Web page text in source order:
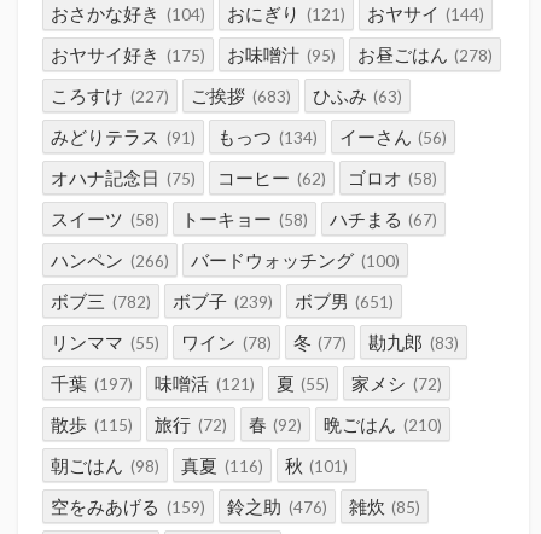
おさかな好き (104) おにぎり (121) おヤサイ (144)
おヤサイ好き (175) お味噌汁 (95) お昼ごはん (278)
ころすけ (227) ご挨拶 (683) ひふみ (63)
みどりテラス (91) もっつ (134) イーさん (56)
オハナ記念日 (75) コーヒー (62) ゴロオ (58)
スイーツ (58) トーキョー (58) ハチまる (67)
ハンペン (266) バードウォッチング (100)
ボブ三 (782) ボブ子 (239) ボブ男 (651)
リンママ (55) ワイン (78) 冬 (77) 勘九郎 (83)
千葉 (197) 味噌活 (121) 夏 (55) 家メシ (72)
散歩 (115) 旅行 (72) 春 (92) 晩ごはん (210)
朝ごはん (98) 真夏 (116) 秋 (101)
空をみあげる (159) 鈴之助 (476) 雑炊 (85)